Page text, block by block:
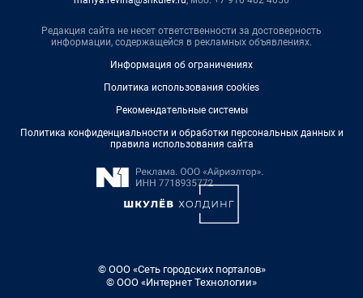
Редакция сайта не несет ответственности за достоверность
информации, содержащейся в рекламных объявлениях.
Информация об ограничениях
Политика использования cookies
Рекомендательные системы
Политика конфиденциальности и обработки персональных данных и
правила использования сайта
© ООО «Сеть городских порталов»
© ООО «Интернет Технологии»